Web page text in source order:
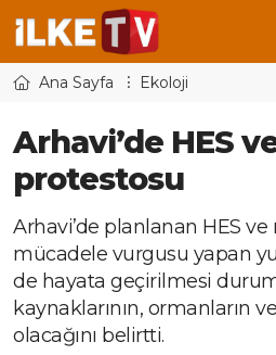
Ana Sayfa Ekoloji
Arhavi’de HES
protestosu
Arhavi’de planlanan HES ve
mücadele vurgusu yapan
de hayata geçirilmesi
kaynaklarının, ormanların
olacağını belirtti.